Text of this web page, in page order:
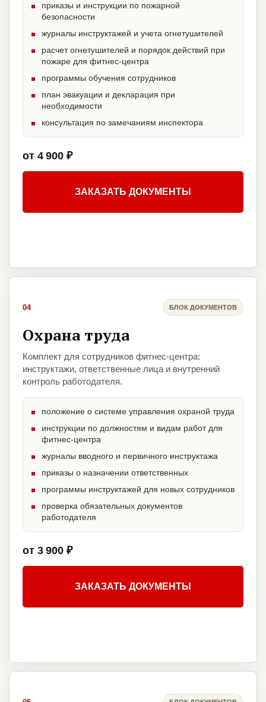
приказы и инструкции по пожарной
безопасности
журналы инструктажей и учета огнетушителей
расчет огнетушителей и порядок действий при
пожаре для фитнес-центра
программы обучения сотрудников
план эвакуации и декларация при
необходимости
консультация по замечаниям инспектора
от 4 900 ₽
ЗАКАЗАТЬ ДОКУМЕНТЫ
04 БЛОК ДОКУМЕНТОВ
Охрана труда
Комплект для сотрудников фитнес-центра:
инструктажи, ответственные лица и внутренний
контроль работодателя.
положение о системе управления охраной труда
инструкции по должностям и видам работ для
фитнес-центра
журналы вводного и первичного инструктажа
приказы о назначении ответственных
программы инструктажей для новых сотрудников
проверка обязательных документов
работодателя
от 3 900 ₽
ЗАКАЗАТЬ ДОКУМЕНТЫ